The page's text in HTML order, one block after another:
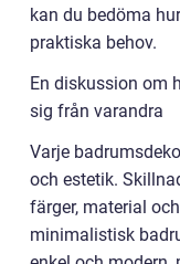
kan du bedöma
praktiska behov.
En diskussion om
sig från varandra
Varje
och estetik.
färger, material
minimalistisk